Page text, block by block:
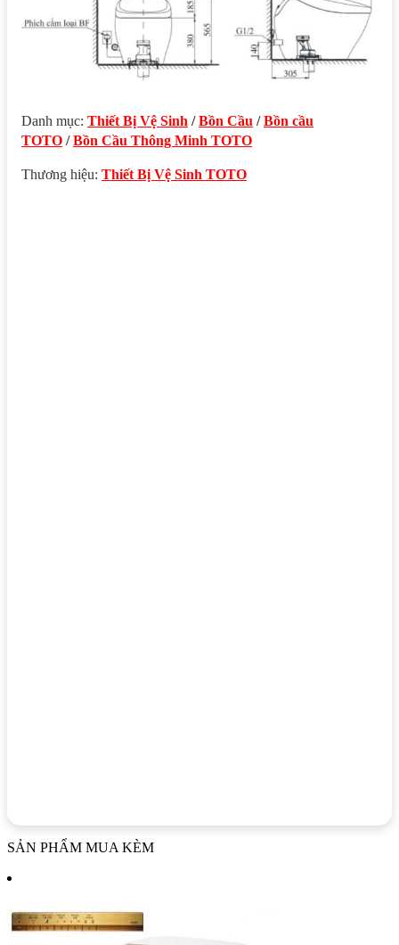
Danh mục: Thiết Bị Vệ Sinh /Bồn Cầu /Bồn cầu
TOTO /Bồn Cầu Thông Minh TOTO
Thương hiệu: Thiết Bị Vệ Sinh TOTO
SẢN PHẨM MUA KÈM